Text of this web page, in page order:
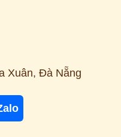
Xuân, Đà Nẵng